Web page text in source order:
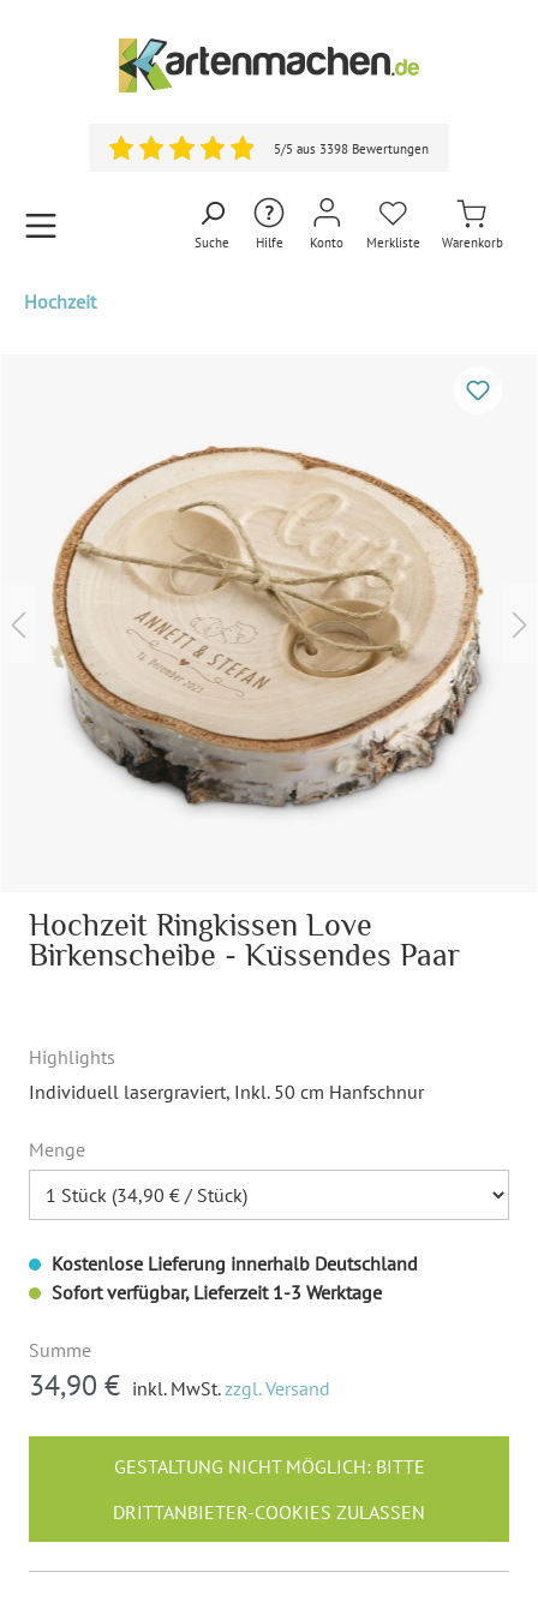
5/5 aus 3398 Bewertungen
Suche Hilfe Konto Merkliste Warenkorb
Hochzeit
Hochzeit Ringkissen Love
Birkenscheibe - Küssendes Paar
Highlights
Individuell lasergraviert, Inkl. 50 cm Hanfschnur
Menge
Kostenlose Lieferung innerhalb Deutschland
Sofort verfügbar, Lieferzeit 1-3 Werktage
Summe
34,90 € inkl. MwSt.zzgl. Versand
GESTALTUNG NICHT MÖGLICH: BITTE
DRITTANBIETER-COOKIES ZULASSEN